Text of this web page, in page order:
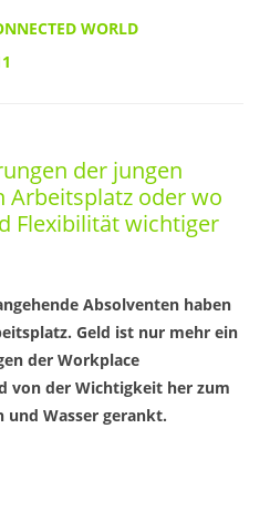
WORLD
der jungen
Arbeitsplatz oder wo
Flexibilität wichtiger
Absolventen haben
Geld ist nur mehr ein
der Workplace
der Wichtigkeit her zum
und Wasser gerankt.